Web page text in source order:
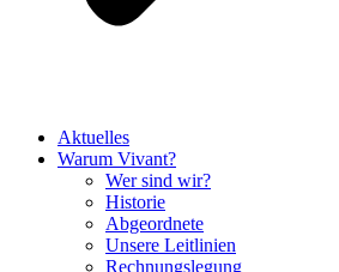
Aktuelles
Warum Vivant?
Wer sind wir?
Historie
Abgeordnete
Unsere Leitlinien
Rechnungslegung